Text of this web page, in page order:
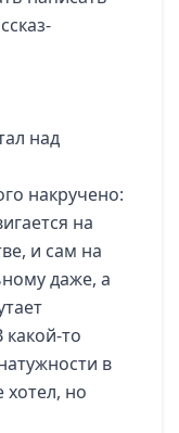
над
накручено:
на
и сам на
даже, а
то
в
хотел, но